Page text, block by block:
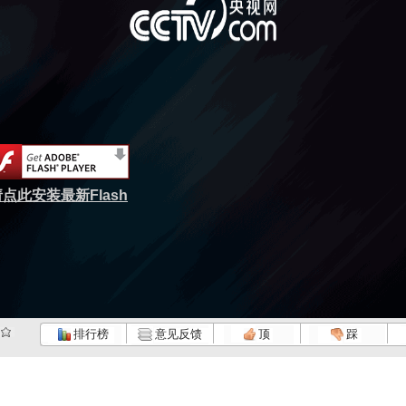
点此安装最新Flash
排行榜 意见反馈 顶 踩